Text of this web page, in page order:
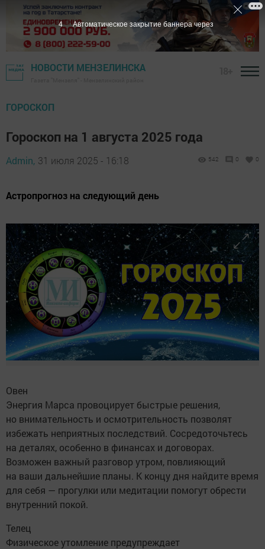
НОВОСТИ МЕНЗЕЛИНСКА
ГОРОСКОП
Гороскоп на 1 августа 2025 года
Admin, 31 июля 2025 - 16:18 542 0 0
Астропрогноз на следующий день
Овен
Энергия Марса провоцирует быстрые решения,
но внимательность и осмотрительность позволят
избежать неприятных последствий. Сосредоточьтесь
на деталях, особенно в финансах и договорах.
Возможен важный разговор утром, повлияющий
на ваши дальнейшие планы. К концу дня найдите время
для себя — прогулки или медитации помогут обрести
внутренний покой.
Телец
Физическое утомление предупреждает
3 Автоматическое закрытие баннера через